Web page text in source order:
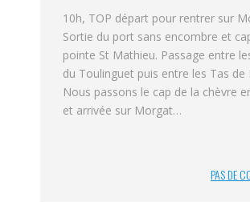
10h, TOP départ pour rentrer sur
Sortie du port sans encombre et
pointe St Mathieu. Passage entre
du Toulinguet puis entre les Tas de
Nous passons le cap de la chèvre
et arrivée sur Morgat…
PAS DE